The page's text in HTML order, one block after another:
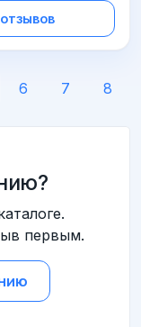
отзывов
6 7 8
первым.